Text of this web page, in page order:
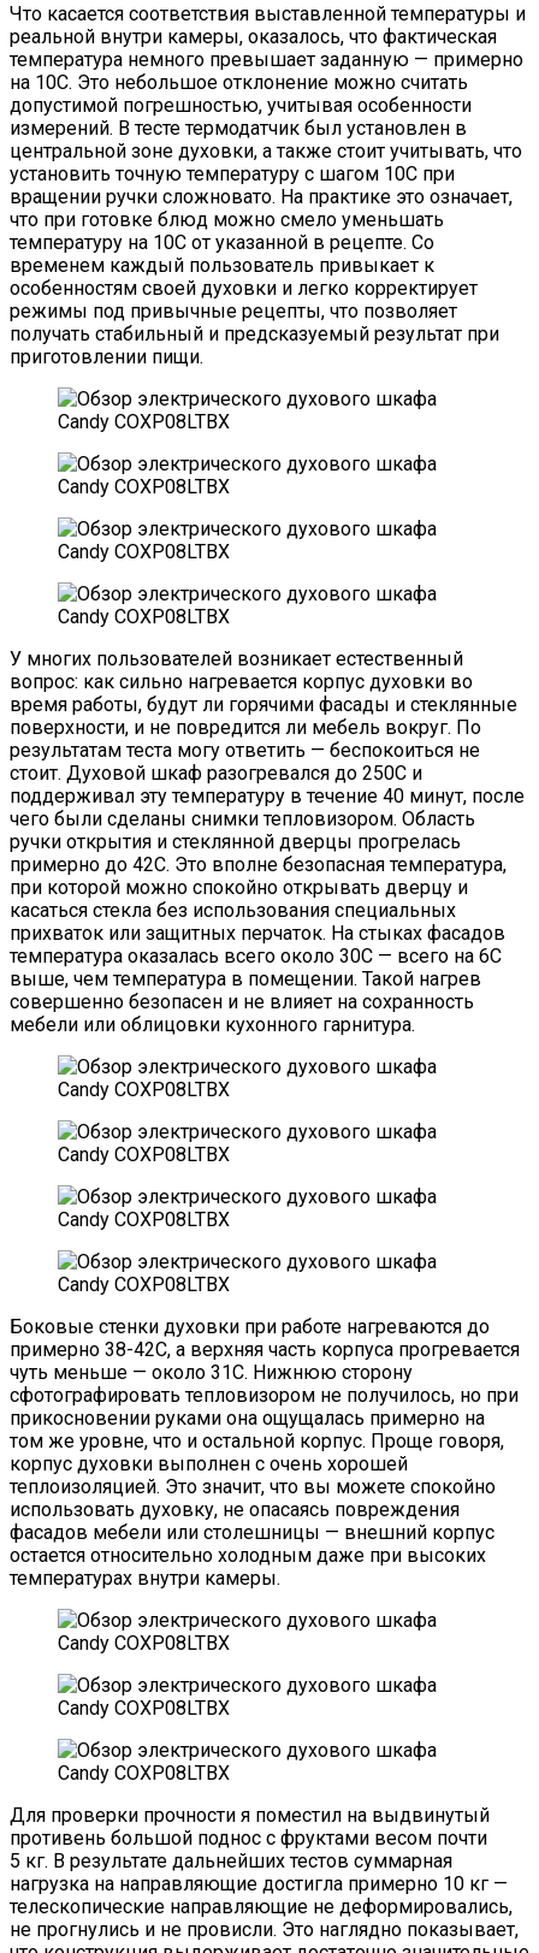
Что касается соответствия выставленной температуры и
реальной внутри камеры, оказалось, что фактическая
температура немного превышает заданную — примерно
на 10C. Это небольшое отклонение можно считать
допустимой погрешностью, учитывая особенности
измерений. В тесте термодатчик был установлен в
центральной зоне духовки, а также стоит учитывать, что
установить точную температуру с шагом 10C при
вращении ручки сложновато. На практике это означает,
что при готовке блюд можно смело уменьшать
температуру на 10C от указанной в рецепте. Со
временем каждый пользователь привыкает к
особенностям своей духовки и легко корректирует
режимы под привычные рецепты, что позволяет
получать стабильный и предсказуемый результат при
приготовлении пищи.
У многих пользователей возникает естественный
вопрос: как сильно нагревается корпус духовки во
время работы, будут ли горячими фасады и стеклянные
поверхности, и не повредится ли мебель вокруг. По
результатам теста могу ответить — беспокоиться не
стоит. Духовой шкаф разогревался до 250C и
поддерживал эту температуру в течение 40 минут, после
чего были сделаны снимки тепловизором. Область
ручки открытия и стеклянной дверцы прогрелась
примерно до 42C. Это вполне безопасная температура,
при которой можно спокойно открывать дверцу и
касаться стекла без использования специальных
прихваток или защитных перчаток. На стыках фасадов
температура оказалась всего около 30C — всего на 6C
выше, чем температура в помещении. Такой нагрев
совершенно безопасен и не влияет на сохранность
мебели или облицовки кухонного гарнитура.
Боковые стенки духовки при работе нагреваются до
примерно 38-42C, а верхняя часть корпуса прогревается
чуть меньше — около 31C. Нижнюю сторону
сфотографировать тепловизором не получилось, но при
прикосновении руками она ощущалась примерно на
том же уровне, что и остальной корпус. Проще говоря,
корпус духовки выполнен с очень хорошей
теплоизоляцией. Это значит, что вы можете спокойно
использовать духовку, не опасаясь повреждения
фасадов мебели или столешницы — внешний корпус
остается относительно холодным даже при высоких
температурах внутри камеры.
Для проверки прочности я поместил на выдвинутый
противень большой поднос с фруктами весом почти
5 кг. В результате дальнейших тестов суммарная
нагрузка на направляющие достигла примерно 10 кг —
телескопические направляющие не деформировались,
не прогнулись и не провисли. Это наглядно показывает,